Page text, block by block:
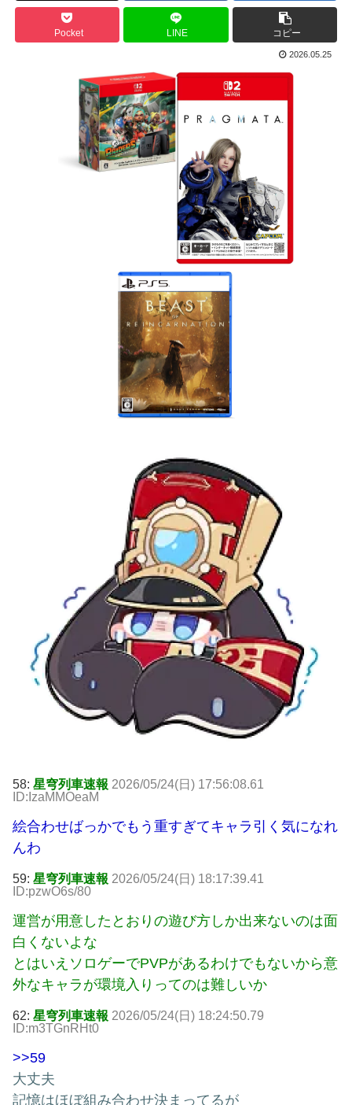
Pocket LINE コピー
2026.05.25
58: 星穹列車速報 2026/05/24(日) 17:56:08.61
ID:IzaMMOeaM
絵合わせばっかでもう重すぎてキャラ引く気になれ
んわ
59: 星穹列車速報 2026/05/24(日) 18:17:39.41
ID:pzwO6s/80
運営が用意したとおりの遊び方しか出来ないのは面
白くないよな
とはいえソロゲーでPVPがあるわけでもないから意
外なキャラが環境入りってのは難しいか
62: 星穹列車速報 2026/05/24(日) 18:24:50.79
ID:m3TGnRHt0
>>59
大丈夫
記憶はほぼ組み合わせ決まってるが